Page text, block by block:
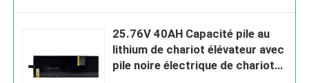
25.76V 40AH Capacité pile au
lithium de chariot élévateur avec
pile noire électrique de chariot